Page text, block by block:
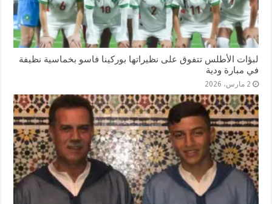
لبؤات الأطلس تتفوق على نظيراتها بوركينا فاسو بخماسية نظيفة
في مبارة ودية
2 مارس، 2026